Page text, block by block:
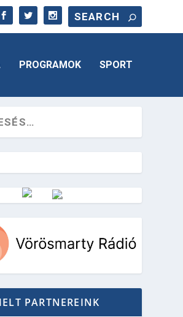
PROGRAMOK SPORT
Vörösmarty Rádió
PARTNEREINK